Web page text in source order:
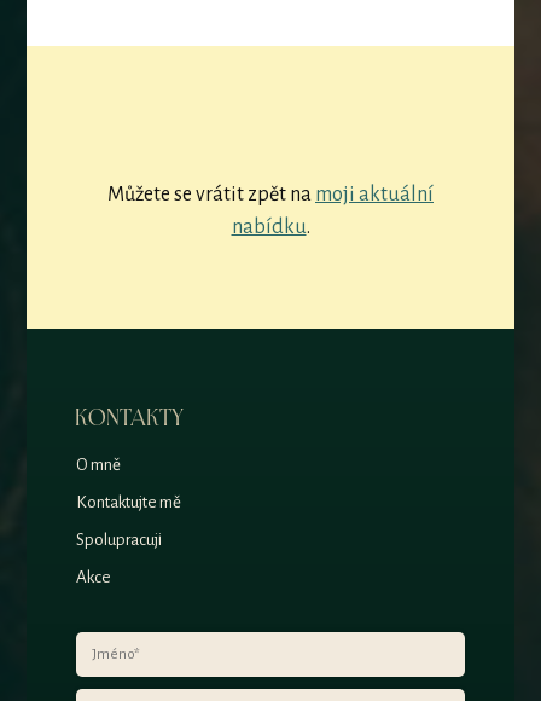
Můžete se vrátit zpět na moji aktuální
nabídku.
KONTAKTY
O mně
Kontaktujte mě
Spolupracuji
Akce